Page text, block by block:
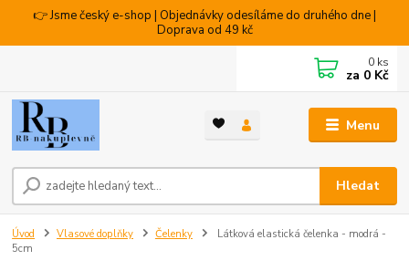
👉 Jsme český e-shop | Objednávky odesíláme do druhého dne |
Doprava od 49 kč
Menu
Hledat
0 ks
za 0 Kč
Úvod Vlasové doplňky Čelenky
Látková elastická čelenka - modrá -
5cm